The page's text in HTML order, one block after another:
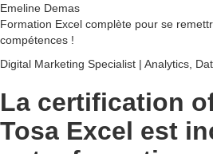
Emeline Demas
Formation Excel complète pour se
compétences !
Digital Marketing Specialist | Analytics,
La certification
Tosa Excel est